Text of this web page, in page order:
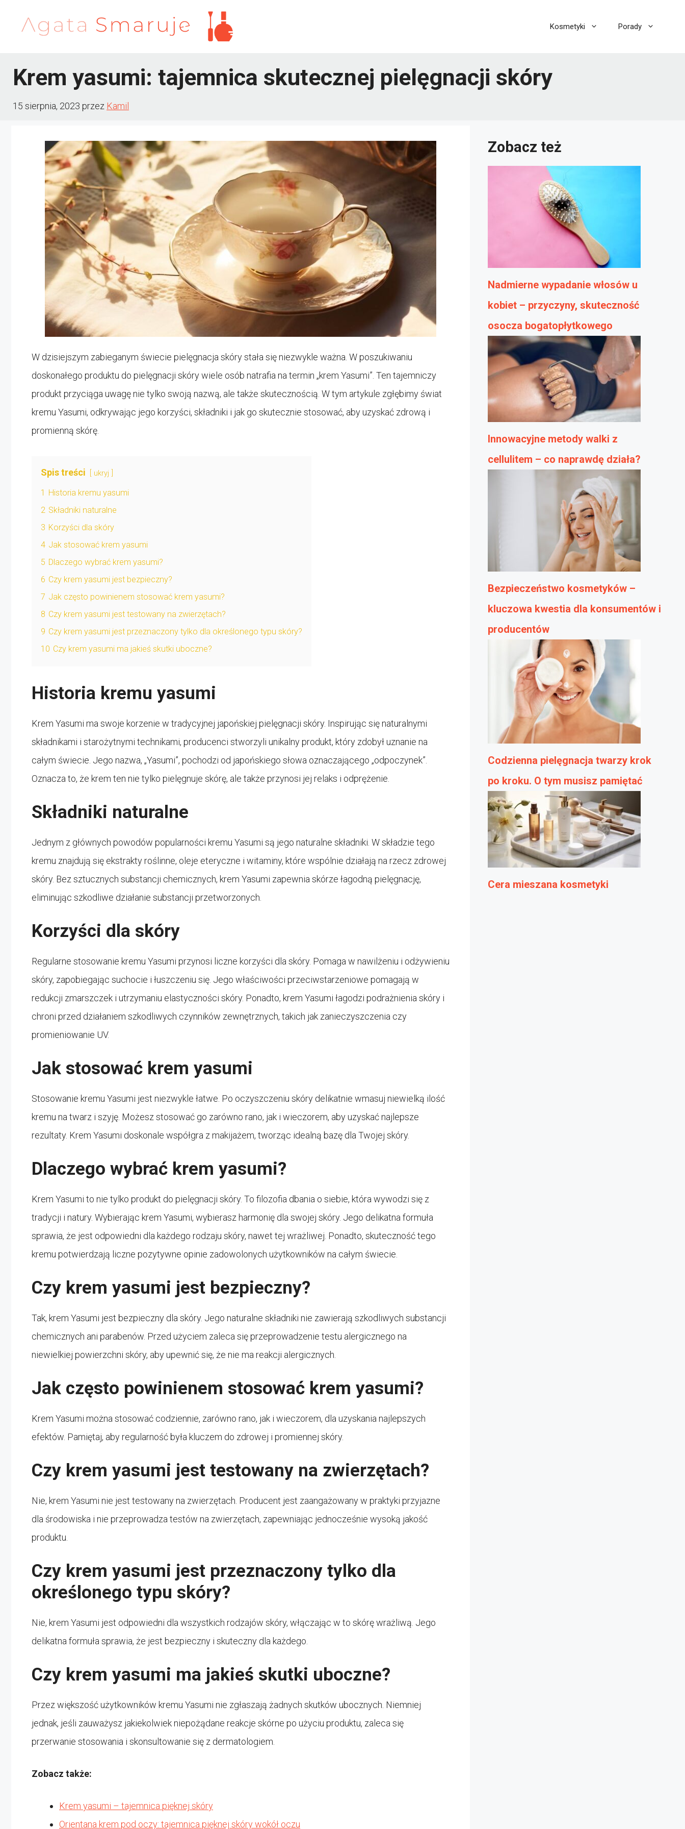
Kosmetyki Porady
Krem yasumi: tajemnica skutecznej pielęgnacji skóry
15 sierpnia, 2023 przez Kamil
W dzisiejszym zabieganym świecie pielęgnacja skóry stała się niezwykle ważna. W poszukiwaniu
doskonałego produktu do pielęgnacji skóry wiele osób natrafia na termin „krem Yasumi”. Ten tajemniczy
produkt przyciąga uwagę nie tylko swoją nazwą, ale także skutecznością. W tym artykule zgłębimy świat
kremu Yasumi, odkrywając jego korzyści, składniki i jak go skutecznie stosować, aby uzyskać zdrową i
promienną skórę.
Spis treści ukryj
1 Historia kremu yasumi
2 Składniki naturalne
3 Korzyści dla skóry
4 Jak stosować krem yasumi
5 Dlaczego wybrać krem yasumi?
6 Czy krem yasumi jest bezpieczny?
7 Jak często powinienem stosować krem yasumi?
8 Czy krem yasumi jest testowany na zwierzętach?
9 Czy krem yasumi jest przeznaczony tylko dla określonego typu skóry?
10 Czy krem yasumi ma jakieś skutki uboczne?
Historia kremu yasumi
Krem Yasumi ma swoje korzenie w tradycyjnej japońskiej pielęgnacji skóry. Inspirując się naturalnymi
składnikami i starożytnymi technikami, producenci stworzyli unikalny produkt, który zdobył uznanie na
całym świecie. Jego nazwa, „Yasumi”, pochodzi od japońskiego słowa oznaczającego „odpoczynek”.
Oznacza to, że krem ten nie tylko pielęgnuje skórę, ale także przynosi jej relaks i odprężenie.
Składniki naturalne
Jednym z głównych powodów popularności kremu Yasumi są jego naturalne składniki. W składzie tego
kremu znajdują się ekstrakty roślinne, oleje eteryczne i witaminy, które wspólnie działają na rzecz zdrowej
skóry. Bez sztucznych substancji chemicznych, krem Yasumi zapewnia skórze łagodną pielęgnację,
eliminując szkodliwe działanie substancji przetworzonych.
Korzyści dla skóry
Regularne stosowanie kremu Yasumi przynosi liczne korzyści dla skóry. Pomaga w nawilżeniu i odżywieniu
skóry, zapobiegając suchocie i łuszczeniu się. Jego właściwości przeciwstarzeniowe pomagają w
redukcji zmarszczek i utrzymaniu elastyczności skóry. Ponadto, krem Yasumi łagodzi podrażnienia skóry i
chroni przed działaniem szkodliwych czynników zewnętrznych, takich jak zanieczyszczenia czy
promieniowanie UV.
Jak stosować krem yasumi
Stosowanie kremu Yasumi jest niezwykle łatwe. Po oczyszczeniu skóry delikatnie wmasuj niewielką ilość
kremu na twarz i szyję. Możesz stosować go zarówno rano, jak i wieczorem, aby uzyskać najlepsze
rezultaty. Krem Yasumi doskonale współgra z makijażem, tworząc idealną bazę dla Twojej skóry.
Dlaczego wybrać krem yasumi?
Krem Yasumi to nie tylko produkt do pielęgnacji skóry. To filozofia dbania o siebie, która wywodzi się z
tradycji i natury. Wybierając krem Yasumi, wybierasz harmonię dla swojej skóry. Jego delikatna formuła
sprawia, że jest odpowiedni dla każdego rodzaju skóry, nawet tej wrażliwej. Ponadto, skuteczność tego
kremu potwierdzają liczne pozytywne opinie zadowolonych użytkowników na całym świecie.
Czy krem yasumi jest bezpieczny?
Tak, krem Yasumi jest bezpieczny dla skóry. Jego naturalne składniki nie zawierają szkodliwych substancji
chemicznych ani parabenów. Przed użyciem zaleca się przeprowadzenie testu alergicznego na
niewielkiej powierzchni skóry, aby upewnić się, że nie ma reakcji alergicznych.
Jak często powinienem stosować krem yasumi?
Krem Yasumi można stosować codziennie, zarówno rano, jak i wieczorem, dla uzyskania najlepszych
efektów. Pamiętaj, aby regularność była kluczem do zdrowej i promiennej skóry.
Czy krem yasumi jest testowany na zwierzętach?
Nie, krem Yasumi nie jest testowany na zwierzętach. Producent jest zaangażowany w praktyki przyjazne
dla środowiska i nie przeprowadza testów na zwierzętach, zapewniając jednocześnie wysoką jakość
produktu.
Czy krem yasumi jest przeznaczony tylko dla
określonego typu skóry?
Nie, krem Yasumi jest odpowiedni dla wszystkich rodzajów skóry, włączając w to skórę wrażliwą. Jego
delikatna formuła sprawia, że jest bezpieczny i skuteczny dla każdego.
Czy krem yasumi ma jakieś skutki uboczne?
Przez większość użytkowników kremu Yasumi nie zgłaszają żadnych skutków ubocznych. Niemniej
jednak, jeśli zauważysz jakiekolwiek niepożądane reakcje skórne po użyciu produktu, zaleca się
przerwanie stosowania i skonsultowanie się z dermatologiem.
Zobacz także:
Krem yasumi – tajemnica pięknej skóry
Orientana krem pod oczy: tajemnica pięknej skóry wokół oczu
Zobacz też
Nadmierne wypadanie włosów u
kobiet – przyczyny, skuteczność
osocza bogatopłytkowego
Innowacyjne metody walki z
cellulitem – co naprawdę działa?
Bezpieczeństwo kosmetyków –
kluczowa kwestia dla konsumentów i
producentów
Codzienna pielęgnacja twarzy krok
po kroku. O tym musisz pamiętać
Cera mieszana kosmetyki